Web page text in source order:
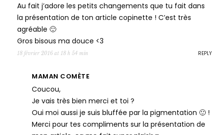
Au fait j’adore les petits changements que tu fait dans
la présentation de ton article copinette ! C’est très
agréable 🙂
Gros bisous ma douce <3
18 février 2016 at 18 h 54 min REPLY
MAMAN COMÈTE
Coucou,
Je vais très bien merci et toi ?
Oui moi aussi je suis bluffée par la pigmentation 🙂 !
Merci pour tes compliments sur la présentation de